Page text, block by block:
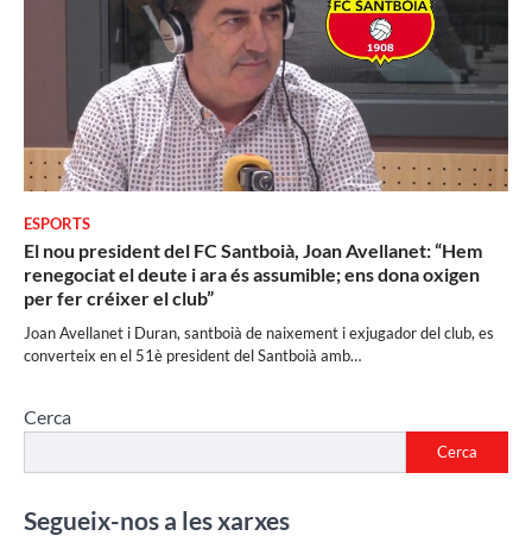
ESPORTS
El nou president del FC Santboià, Joan Avellanet: “Hem
renegociat el deute i ara és assumible; ens dona oxigen
per fer créixer el club”
Joan Avellanet i Duran, santboià de naixement i exjugador del club, es
converteix en el 51è president del Santboià amb…
Cerca
Cerca
Segueix-nos a les xarxes